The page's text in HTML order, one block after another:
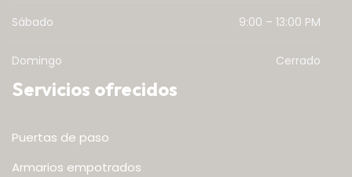
Sábado 9:00 – 13:00 PM
Domingo Cerrado
Servicios ofrecidos
Puertas de paso
Armarios empotrados